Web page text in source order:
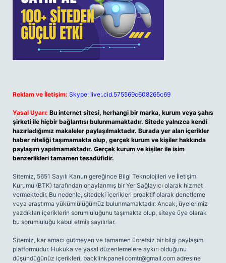
Reklam ve İletişim: Skype: live:.cid.575569c608265c69
Yasal Uyarı: Bu internet sitesi, herhangi bir marka, kurum veya şahıs
şirketi ile hiçbir bağlantısı bulunmamaktadır. Sitede yalnızca kendi
hazırladığımız makaleler paylaşılmaktadır. Burada yer alan içerikler
haber niteliği taşımamakta olup, gerçek kurum ve kişiler hakkında
paylaşım yapılmamaktadır. Gerçek kurum ve kişiler ile isim
benzerlikleri tamamen tesadüfidir.
Sitemiz, 5651 Sayılı Kanun gereğince Bilgi Teknolojileri ve İletişim
Kurumu (BTK) tarafından onaylanmış bir Yer Sağlayıcı olarak hizmet
vermektedir. Bu nedenle, sitedeki içerikleri proaktif olarak denetleme
veya araştırma yükümlülüğümüz bulunmamaktadır. Ancak, üyelerimiz
yazdıkları içeriklerin sorumluluğunu taşımakta olup, siteye üye olarak
bu sorumluluğu kabul etmiş sayılırlar.
Sitemiz, kar amacı gütmeyen ve tamamen ücretsiz bir bilgi paylaşım
platformudur. Hukuka ve yasal düzenlemelere aykırı olduğunu
düşündüğünüz içerikleri, backlinkpanelicomtr@gmail.com adresine